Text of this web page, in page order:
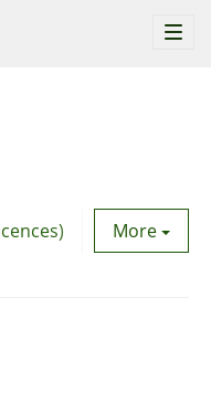
Utility
More